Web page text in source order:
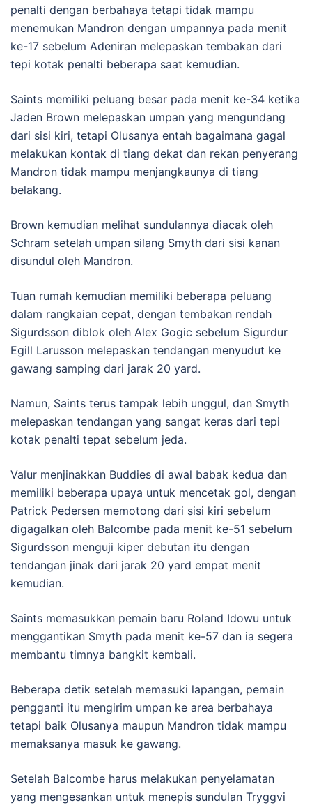
penalti dengan berbahaya tetapi tidak mampu
menemukan Mandron dengan umpannya pada menit
ke-17 sebelum Adeniran melepaskan tembakan dari
tepi kotak penalti beberapa saat kemudian.
Saints memiliki peluang besar pada menit ke-34 ketika
Jaden Brown melepaskan umpan yang mengundang
dari sisi kiri, tetapi Olusanya entah bagaimana gagal
melakukan kontak di tiang dekat dan rekan penyerang
Mandron tidak mampu menjangkaunya di tiang
belakang.
Brown kemudian melihat sundulannya diacak oleh
Schram setelah umpan silang Smyth dari sisi kanan
disundul oleh Mandron.
Tuan rumah kemudian memiliki beberapa peluang
dalam rangkaian cepat, dengan tembakan rendah
Sigurdsson diblok oleh Alex Gogic sebelum Sigurdur
Egill Larusson melepaskan tendangan menyudut ke
gawang samping dari jarak 20 yard.
Namun, Saints terus tampak lebih unggul, dan Smyth
melepaskan tendangan yang sangat keras dari tepi
kotak penalti tepat sebelum jeda.
Valur menjinakkan Buddies di awal babak kedua dan
memiliki beberapa upaya untuk mencetak gol, dengan
Patrick Pedersen memotong dari sisi kiri sebelum
digagalkan oleh Balcombe pada menit ke-51 sebelum
Sigurdsson menguji kiper debutan itu dengan
tendangan jinak dari jarak 20 yard empat menit
kemudian.
Saints memasukkan pemain baru Roland Idowu untuk
menggantikan Smyth pada menit ke-57 dan ia segera
membantu timnya bangkit kembali.
Beberapa detik setelah memasuki lapangan, pemain
pengganti itu mengirim umpan ke area berbahaya
tetapi baik Olusanya maupun Mandron tidak mampu
memaksanya masuk ke gawang.
Setelah Balcombe harus melakukan penyelamatan
yang mengesankan untuk menepis sundulan Tryggvi